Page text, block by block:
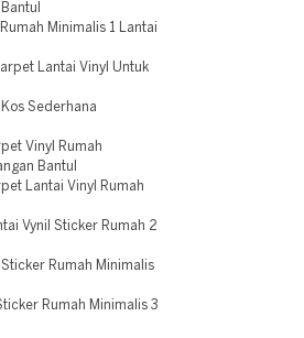
Minimalis 1 Lantai
Lantai Vinyl Untuk
Sederhana
Vinyl Rumah
Bantul
Lantai Vinyl Rumah
Vynil Sticker Rumah 2
Rumah Minimalis
Rumah Minimalis 3